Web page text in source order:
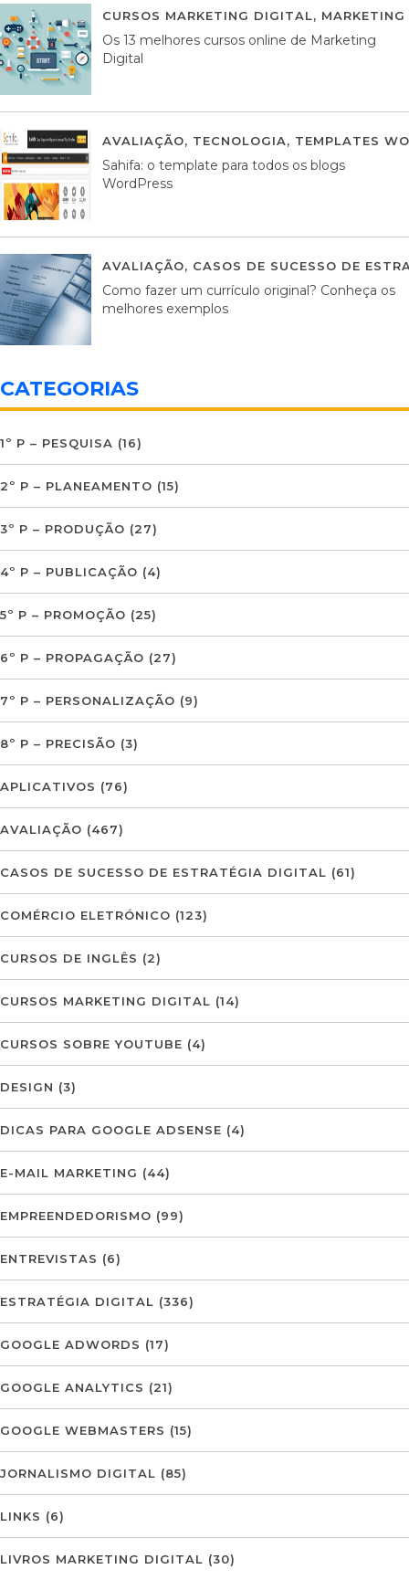
CURSOS MARKETING DIGITAL,
Os 13 melhores cursos online de Marketing
Digital
AVALIAÇÃO, TECNOLOGIA, TEMPLATES
Sahifa: o template para todos os blogs
WordPress
AVALIAÇÃO, CASOS DE SUCESSO DE
Como fazer um currículo original? Conheça os
melhores exemplos
CATEGORIAS
1º P – PESQUISA (16)
2º P – PLANEAMENTO (15)
3º P – PRODUÇÃO (27)
4º P – PUBLICAÇÃO (4)
5º P – PROMOÇÃO (25)
6º P – PROPAGAÇÃO (27)
7º P – PERSONALIZAÇÃO (9)
8º P – PRECISÃO (3)
APLICATIVOS (76)
AVALIAÇÃO (467)
CASOS DE SUCESSO DE ESTRATÉGIA DIGITAL (61)
COMÉRCIO ELETRÓNICO (123)
CURSOS DE INGLÊS (2)
CURSOS MARKETING DIGITAL (14)
CURSOS SOBRE YOUTUBE (4)
DESIGN (3)
DICAS PARA GOOGLE ADSENSE (4)
E-MAIL MARKETING (44)
EMPREENDEDORISMO (99)
ENTREVISTAS (6)
ESTRATÉGIA DIGITAL (336)
GOOGLE ADWORDS (17)
GOOGLE ANALYTICS (21)
GOOGLE WEBMASTERS (15)
JORNALISMO DIGITAL (85)
LINKS (6)
LIVROS MARKETING DIGITAL (30)